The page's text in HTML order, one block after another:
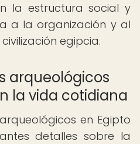
la estructura social y
a la organización y al
egipcia.
arqueológicos
la vida cotidiana
en Egipto
detalles sobre la